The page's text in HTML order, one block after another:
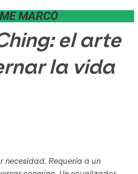
MARCÓ
el arte
la vida
necesidad. Requería a un